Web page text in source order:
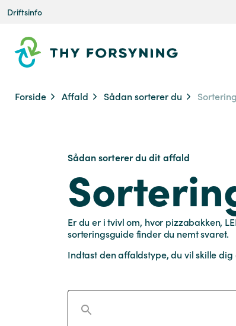
Driftsinfo
Forside Affald Sådan sorterer du
Sådan sorterer du dit affald
Er du er i tvivl om, hvor pizzabakken,
sorteringsguide finder du nemt svaret.
Indtast den affaldstype, du vil skille